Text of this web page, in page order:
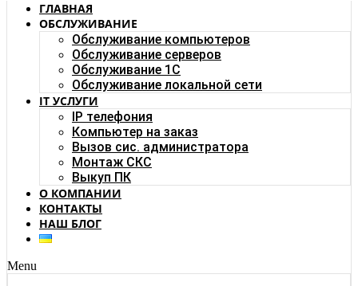
ГЛАВНАЯ
ОБСЛУЖИВАНИЕ
Обслуживание компьютеров
Обслуживание серверов
Обслуживание 1C
Обслуживание локальной сети
IT УСЛУГИ
IP телефония
Компьютер на заказ
Вызов сис. администратора
Монтаж СКС
Выкуп ПК
О КОМПАНИИ
КОНТАКТЫ
НАШ БЛОГ
Menu